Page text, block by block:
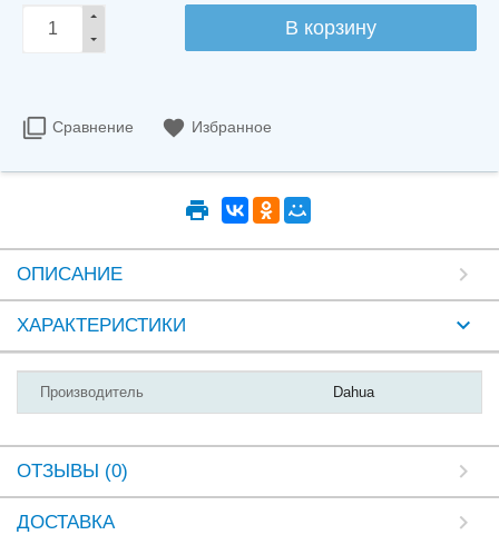
Сравнение Избранное
ОПИСАНИЕ
ХАРАКТЕРИСТИКИ
Производитель Dahua
ОТЗЫВЫ (0)
ДОСТАВКА